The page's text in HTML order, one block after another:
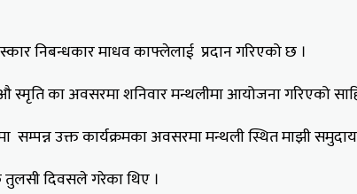
निबन्धकार माधव काफ्लेलाई प्रदान गरिएको छ ।
औ स्मृति का अवसरमा शनिवार मन्थलीमा आयोजना गरिएको
मा सम्पन्न उक्त कार्यक्रमका अवसरमा मन्थली स्थित माझी
तुलसी दिवसले गरेका थिए ।